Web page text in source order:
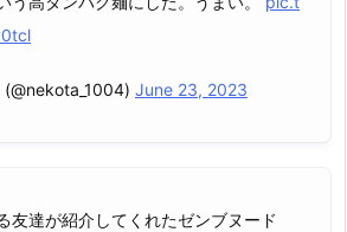
June 23, 2023
友達が紹介してくれたゼンブヌード